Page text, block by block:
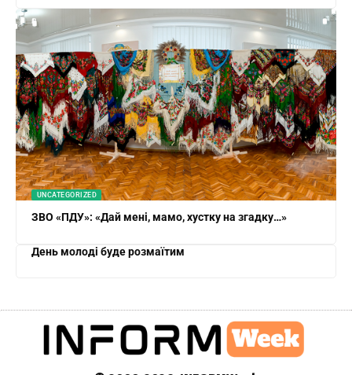
UNCATEGORIZED
ЗВО «ПДУ»: «Дай мені, мамо, хустку на згадку…»
День молоді буде розмаїтим